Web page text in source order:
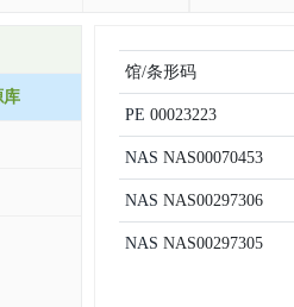
库
馆/条形码
PE 00023223
NAS NAS00070453
NAS NAS00297306
NAS NAS00297305